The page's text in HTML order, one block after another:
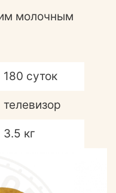
молочным
180 суток
телевизор
3.5 кг